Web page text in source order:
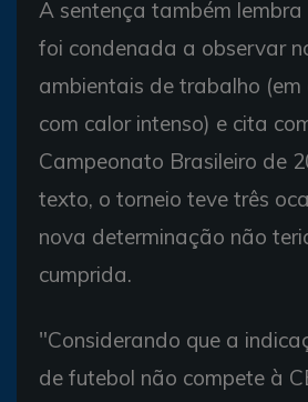
A sentença também
foi condenada a observar
ambientais de trabalho (em
com calor intenso) e cita
Campeonato Brasileiro de
texto, o torneio teve três
nova determinação não
cumprida.
"Considerando que a
de futebol não compete à